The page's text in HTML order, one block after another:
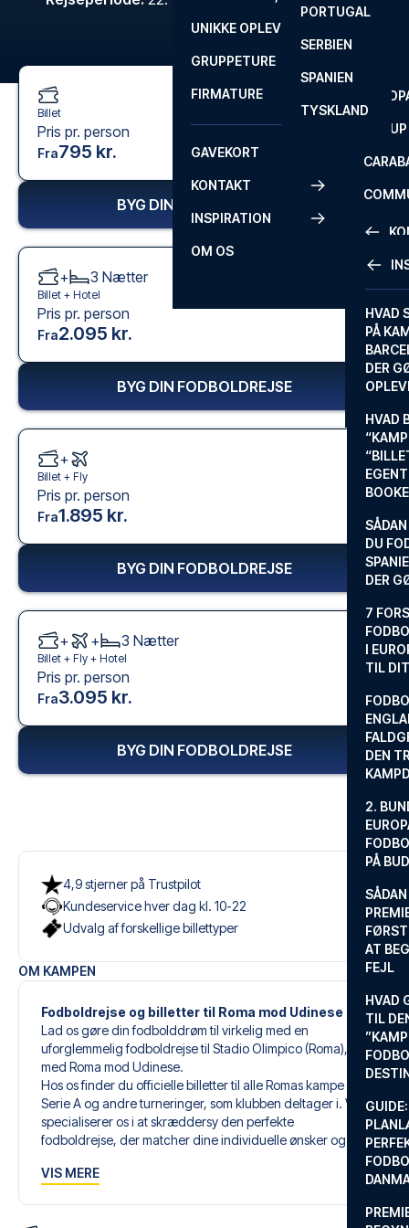
FA CUP
ROM
SEVILLA
PORTUGAL
SERBIEN
SPANIEN
TYSKLAND
UNIKKE OPLEVELSER
GRUPPETURE
FIRMATURE
GAVEKORT
KONTAKT
FAQ
INSPIRATION
HVAD
PÅ
DER
HVAD
DU
DER
7
I
TIL
DEN
2.
PÅ
AT
FEJL
HVAD
TIL
OM OS
4,9 stjerner på Trustpilot
Kundeservice hver dag kl. 10-22
Udvalg af forskellige billettyper
OM KAMPEN
Fodboldrejse og billetter til Roma mod Udinese
Lad os gøre din fodbolddrøm til virkelig med en
uforglemmelig fodboldrejse til Stadio Olimpico (Roma),
med Roma mod Udinese.
Hos os finder du officielle billetter til alle Romas kampe i
Serie A og andre turneringer, som klubben deltager i. Vi
specialiserer os i at skræddersy den perfekte
fodboldrejse, der matcher dine individuelle ønsker og
VIS MERE
Billet
Pris pr. person
Fra795 kr.
BYG DIN FODBOLDREJSE
+ 3 Nætter
Billet + Hotel
Pris pr. person
Fra2.095 kr.
BYG DIN FODBOLDREJSE
+
Billet + Fly
Pris pr. person
Fra1.895 kr.
BYG DIN FODBOLDREJSE
+ + 3 Nætter
Billet + Fly + Hotel
Pris pr. person
Fra3.095 kr.
BYG DIN FODBOLDREJSE